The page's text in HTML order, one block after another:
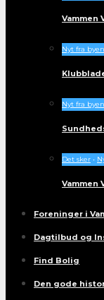
Nyt fra byen
Nyt fra byen
Det sker •
Foreninger i
Dagtilbud og
Find Bolig
Den gode